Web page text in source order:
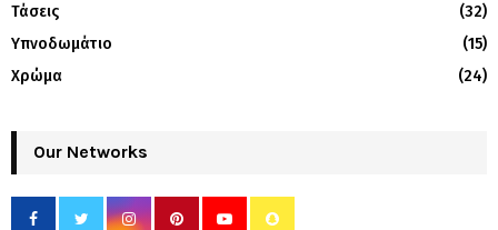
Τάσεις
(32)
Υπνοδωμάτιο
(15)
Χρώμα
(24)
Our Networks